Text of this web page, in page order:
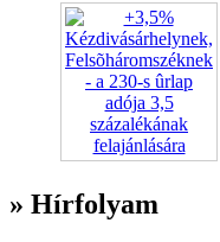
» Hírfolyam